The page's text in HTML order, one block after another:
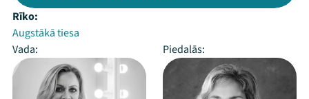
Rīko:
Augstākā tiesa
Vada:
Piedalās: